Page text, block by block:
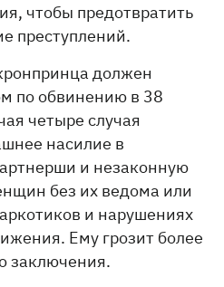
чтобы предотвратить
преступлений.
должен
по обвинению в 38
четыре случая
насилие в
и незаконную
без их ведома или
и нарушениях
Ему грозит более
заключения.